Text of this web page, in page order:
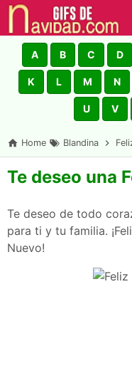
Skip
A B C D
K L M N
U V
Home Blandina
Te deseo una
Te deseo de todo
para ti y tu familia.
Nuevo!